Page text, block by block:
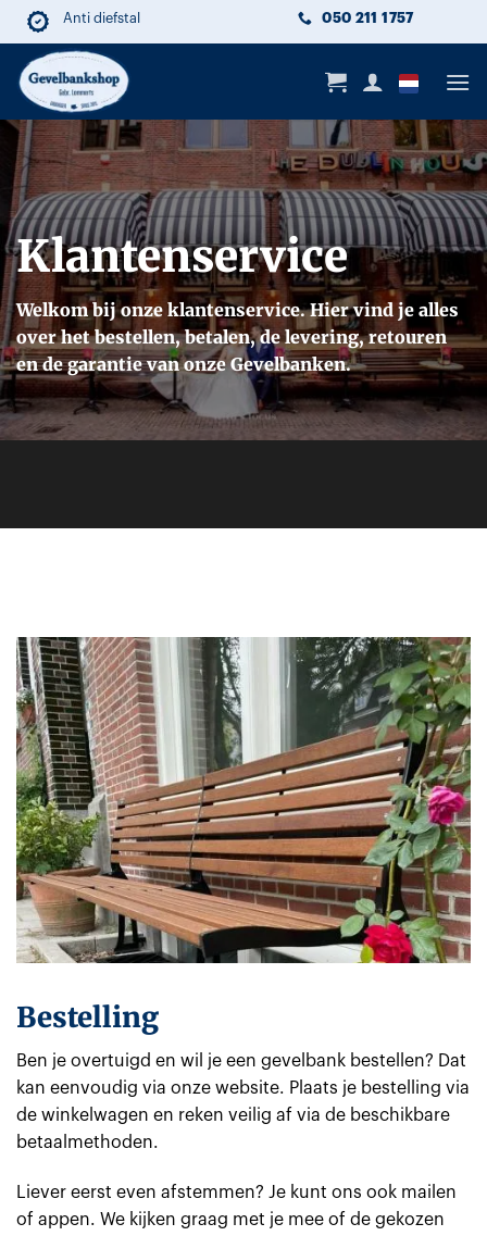
inhoud
Anti diefstal
Duurzaam
Lange levensduur 050 211 1757
Klantenservice
Welkom bij onze klantenservice. Hier vind je alles
over het bestellen, betalen, de levering, retouren
en de garantie van onze Gevelbanken.
Bestelling
Ben je overtuigd en wil je een gevelbank bestellen? Dat
kan eenvoudig via onze website. Plaats je bestelling via
de winkelwagen en reken veilig af via de beschikbare
betaalmethoden.
Liever eerst even afstemmen? Je kunt ons ook mailen
of appen. We kijken graag met je mee of de gekozen